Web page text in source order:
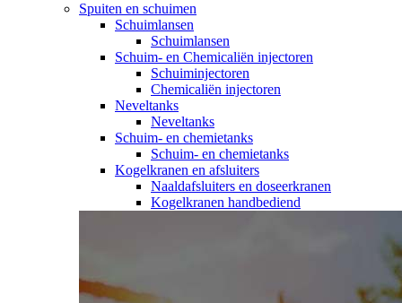
Spuiten en schuimen
Schuimlansen
Schuimlansen
Schuim- en Chemicaliën injectoren
Schuiminjectoren
Chemicaliën injectoren
Neveltanks
Neveltanks
Schuim- en chemietanks
Schuim- en chemietanks
Kogelkranen en afsluiters
Naaldafsluiters en doseerkranen
Kogelkranen handbediend